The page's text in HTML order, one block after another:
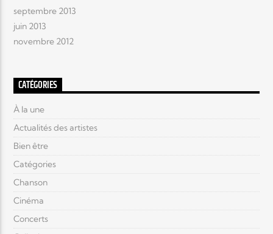
septembre 2013
juin 2013
novembre 2012
CATÉGORIES
À la une
Actualités des artistes
Bien être
Catégories
Chanson
Cinéma
Concerts